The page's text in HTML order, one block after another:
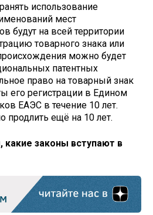
использование
мест
будут на всей территории
товарного знака или
можно будет
патентных
право на товарный знак
его регистрации в Едином
ЕАЭС в течение 10 лет.
продлить ещё на 10 лет.
законы вступают в